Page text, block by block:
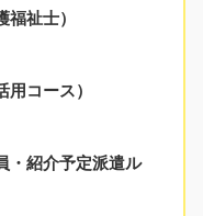
祉士）
コース）
・紹介予定派遣ル